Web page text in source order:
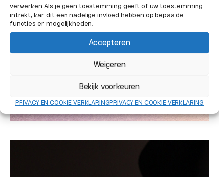
verwerken. Als je geen toestemming geeft of uw toestemming
intrekt, kan dit een nadelige invloed hebben op bepaalde
functies en mogelijkheden.
Accepteren
Weigeren
Bekijk voorkeuren
PRIVACY EN COOKIE VERKLARINGPRIVACY EN COOKIE VERKLARING